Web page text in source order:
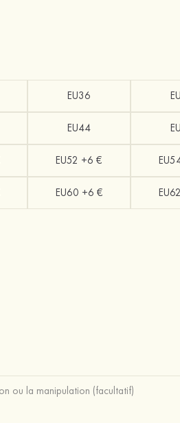
EU36
EU44
EU52 +6 €
EU60 +6 €